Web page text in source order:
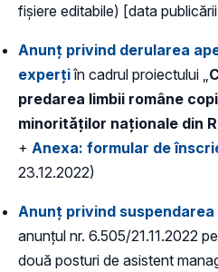
fișiere editabile) [data
Anunț privind derularea
experțiîn cadrul proiectului „
predarea limbii române
minorităților naționale din
+ Anexa: formular de
23.12.2022)
Anunț privind
anunțul nr. 6.505/21.11.2022
două posturi de asistent